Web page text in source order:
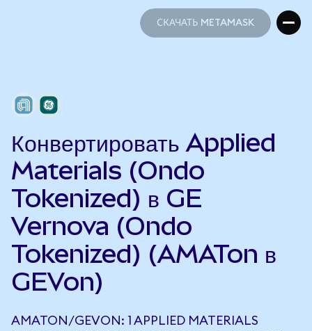
СКАЧАТЬ METAMASK
Конвертировать Applied
Materials (Ondo
Tokenized) в GE
Vernova (Ondo
Tokenized) (AMATon в
GEVon)
AMATON/GEVON: 1 APPLIED MATERIALS